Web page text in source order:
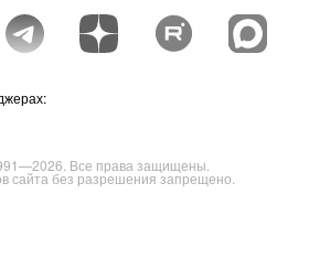
Все права защищены.
сайта без разрешения запрещено.